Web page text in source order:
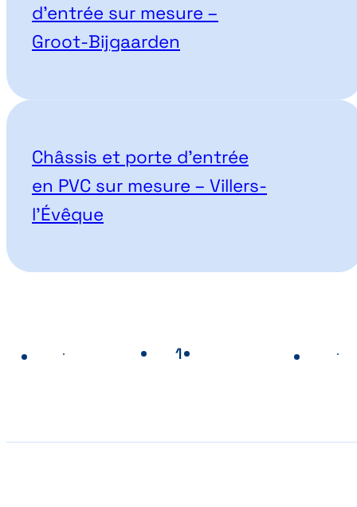
d’entrée sur mesure –
Groot-Bijgaarden
Châssis et porte d’entrée
en PVC sur mesure – Villers-
l’Évêque
Page
1- Page actuelle